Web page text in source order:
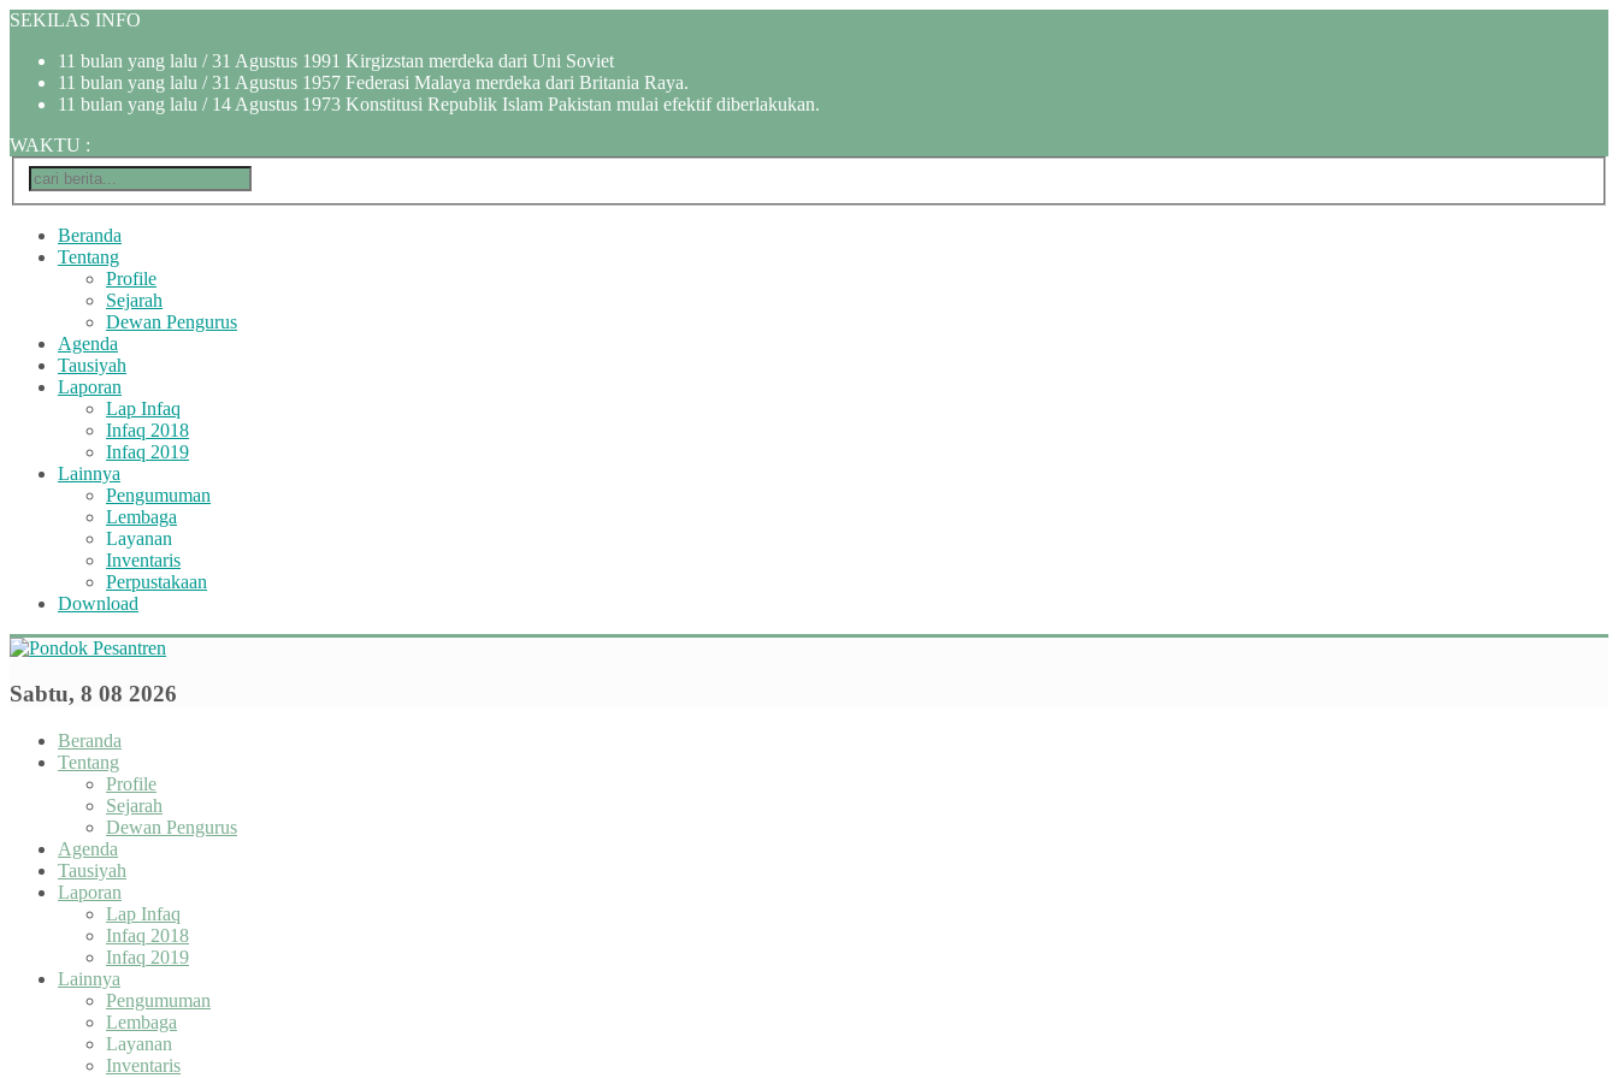
SEKILAS INFO
11 bulan yang lalu / 31 Agustus 1991 Kirgizstan merdeka dari Uni Soviet
11 bulan yang lalu / 31 Agustus 1957 Federasi Malaya merdeka dari Britania Raya.
11 bulan yang lalu / 14 Agustus 1973 Konstitusi Republik Islam Pakistan mulai efektif diberlakukan.
WAKTU :
Beranda
Tentang
Profile
Sejarah
Dewan Pengurus
Agenda
Tausiyah
Laporan
Lap Infaq
Infaq 2018
Infaq 2019
Lainnya
Pengumuman
Lembaga
Layanan
Inventaris
Perpustakaan
Download
Sabtu, 8 08 2026
Beranda
Tentang
Profile
Sejarah
Dewan Pengurus
Agenda
Tausiyah
Laporan
Lap Infaq
Infaq 2018
Infaq 2019
Lainnya
Pengumuman
Lembaga
Layanan
Inventaris